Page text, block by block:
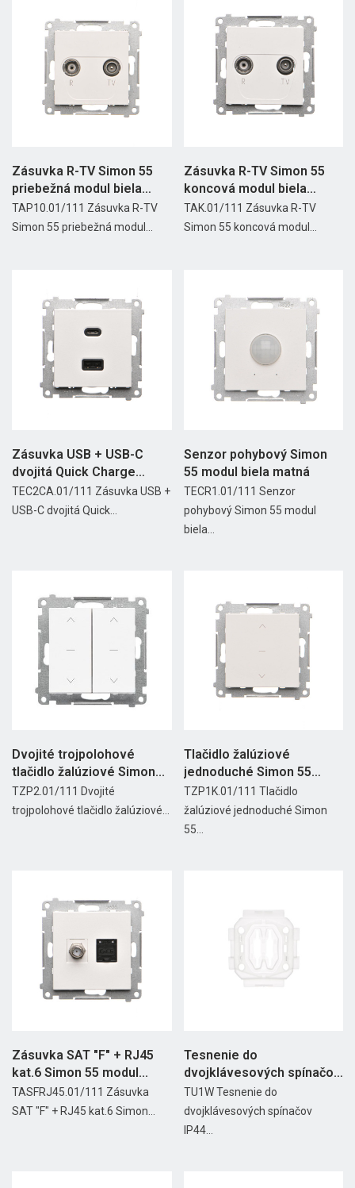
Zásuvka R-TV Simon 55
priebežná modul biela
matná
TAP10.01/111 Zásuvka R-TV
Simon 55 priebežná modul...
Zásuvka R-TV Simon 55
koncová modul biela
matná
TAK.01/111 Zásuvka R-TV
Simon 55 koncová modul...
Zásuvka USB + USB-C
dvojitá Quick Charge
3,1A...
TEC2CA.01/111 Zásuvka USB +
USB-C dvojitá Quick...
Senzor pohybový Simon
55 modul biela matná
TECR1.01/111 Senzor
pohybový Simon 55 modul
biela...
Dvojité trojpolohové
tlačidlo žalúziové Simon...
TZP2.01/111 Dvojité
trojpolohové tlačidlo žalúziové...
Tlačidlo žalúziové
jednoduché Simon 55
modul...
TZP1K.01/111 Tlačidlo
žalúziové jednoduché Simon
55...
Zásuvka SAT "F" + RJ45
kat.6 Simon 55 modul...
TASFRJ45.01/111 Zásuvka
SAT "F" + RJ45 kat.6 Simon...
Tesnenie do
dvojklávesových spínačov
IP44 Simon 55
TU1W Tesnenie do
dvojklávesových spínačov
IP44...